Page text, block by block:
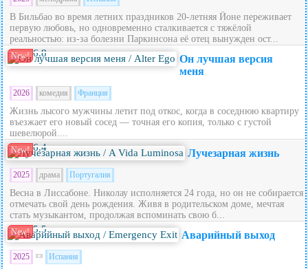
В Бильбао во время летних праздников 20‑летняя Йоне переживает
первую любовь, но одновременно сталкивается с тяжёлой
реальностью: из‑за болезни Паркинсона её отец вынужден ост...
New! 6.8
Он лучшая версия
меня
2026 комедия Франция
Жизнь лысого мужчины летит под откос, когда в соседнюю квартиру
въезжает его новый сосед — точная его копия, только с густой
шевелюрой....
New! 6.4 Лучезарная жизнь
2025 драма Португалия
Весна в Лиссабоне. Николау исполняется 24 года, но он не собирается
отмечать свой день рождения. Живя в родительском доме, мечтая
стать музыкантом, продолжая вспоминать свою б...
New! 5.5 Аварийный выход
2025 Испания